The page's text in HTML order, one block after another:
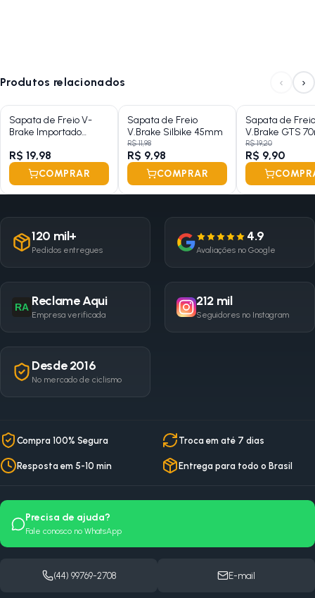
Produtos relacionados ‹ ›
Sapata de Freio V-
Brake Importado
R$ 19,98
COMPRAR
Sapata de Freio
V.Brake Silbike 45mm
R$ 11,98
R$ 9,98
COMPRAR
Sapata de Freio
V.Brake GTS
Preto
R$ 19,20
R$ 9,90
120 mil+
Pedidos entregues
4.9
Avaliações no Google
RA Reclame Aqui
Empresa verificada
212 mil
Seguidores no Instagram
Desde 2016
No mercado de ciclismo
Compra 100% Segura Troca em até 7 dias
Resposta em 5-10 min Entrega para todo o Brasil
Precisa de ajuda?
Fale conosco no WhatsApp
(44) 99769-2708 E-mail